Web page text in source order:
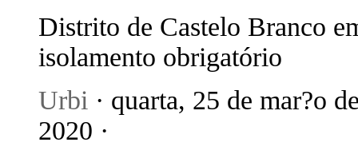
Distrito de Castelo Branco
isolamento obrigatório
Urbi · quarta, 25 de mar?o
2020 ·